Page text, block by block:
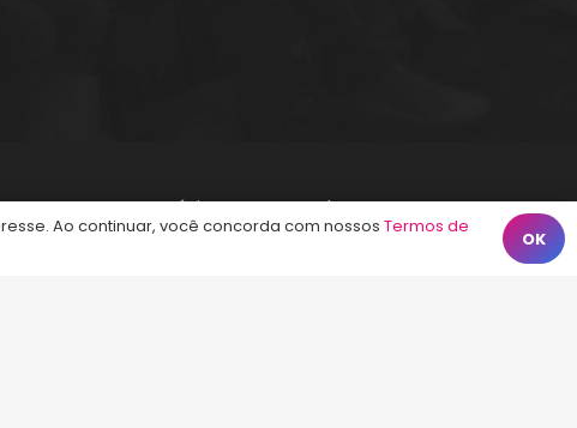
Início Termos de Uso Contato
Ao continuar, você concorda com nossos Termos de
OK